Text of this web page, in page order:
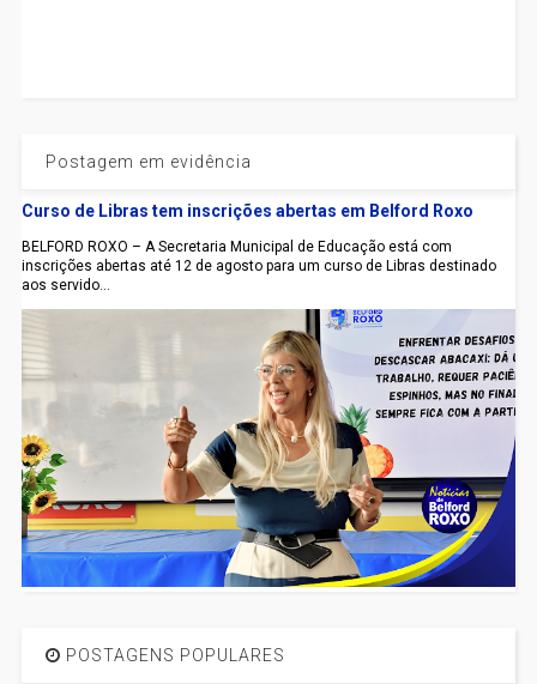
Postagem em evidência
Curso de Libras tem inscrições abertas em Belford Roxo
BELFORD ROXO – A Secretaria Municipal de Educação está com
inscrições abertas até 12 de agosto para um curso de Libras destinado
aos servido...
POSTAGENS POPULARES